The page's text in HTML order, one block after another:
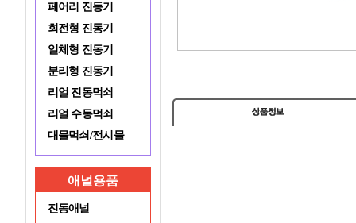
페어리 진동기
회전형 진동기
일체형 진동기
분리형 진동기
리얼 진동먹쇠
리얼 수동먹쇠
대물먹쇠/전시물
애널용품
진동애널